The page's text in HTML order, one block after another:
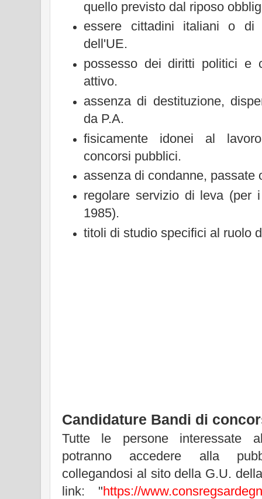
quello previsto dal riposo
essere cittadini italiani o di
dell'UE.
possesso dei diritti politici e
attivo.
assenza di destituzione,
da P.A.
fisicamente idonei al
concorsi pubblici.
assenza di condanne, passate
regolare servizio di leva (per
1985).
titoli di studio specifici al ruolo
Candidature Bandi di
Tutte le persone interessate
potranno accedere alla
collegandosi al sito della G.U.
link: "https://